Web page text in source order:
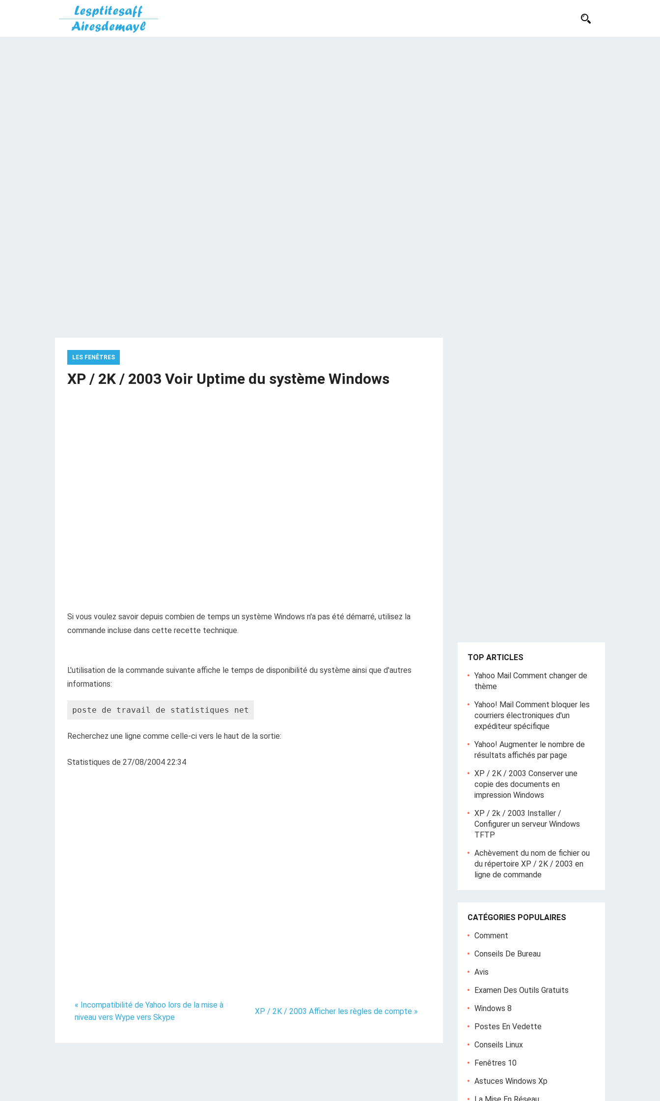
LES FENÊTRES
XP / 2K / 2003 Voir Uptime du système Windows
Si vous voulez savoir depuis combien de temps un système Windows n'a pas été démarré, utilisez la
commande incluse dans cette recette technique.
L'utilisation de la commande suivante affiche le temps de disponibilité du système ainsi que d'autres
informations:
poste de travail de statistiques net
Recherchez une ligne comme celle-ci vers le haut de la sortie:
Statistiques de 27/08/2004 22:34
« Incompatibilité de Yahoo lors de la mise à
niveau vers Wype vers Skype
XP / 2K / 2003 Afficher les règles de compte »
TOP ARTICLES
Yahoo Mail Comment changer de
thème
Yahoo! Mail Comment bloquer les
courriers électroniques d'un
expéditeur spécifique
Yahoo! Augmenter le nombre de
résultats affichés par page
XP / 2K / 2003 Conserver une
copie des documents en
impression Windows
XP / 2k / 2003 Installer /
Configurer un serveur Windows
TFTP
Achèvement du nom de fichier ou
du répertoire XP / 2K / 2003 en
ligne de commande
CATÉGORIES POPULAIRES
Comment
Conseils De Bureau
Avis
Examen Des Outils Gratuits
Windows 8
Postes En Vedette
Conseils Linux
Fenêtres 10
Astuces Windows Xp